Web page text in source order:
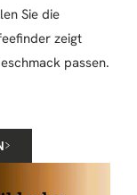
Sie die
zeigt
passen.